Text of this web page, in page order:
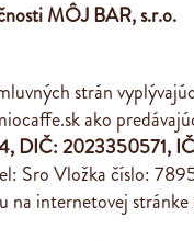
MÔJ BAR, s.r.o.
strán
ako
DIČ: 2023350571,
Sro Vložka číslo:
na internetovej